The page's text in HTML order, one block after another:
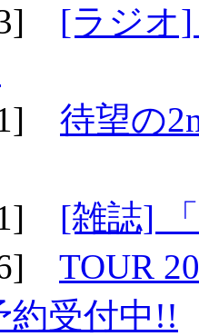
[ラジオ]
待望の
[雑誌]
TOUR
約受付中!!